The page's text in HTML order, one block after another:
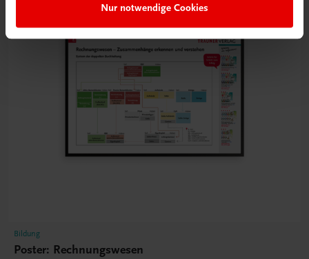
Nur notwendige Cookies
Bildung
Poster: Rechnungswesen